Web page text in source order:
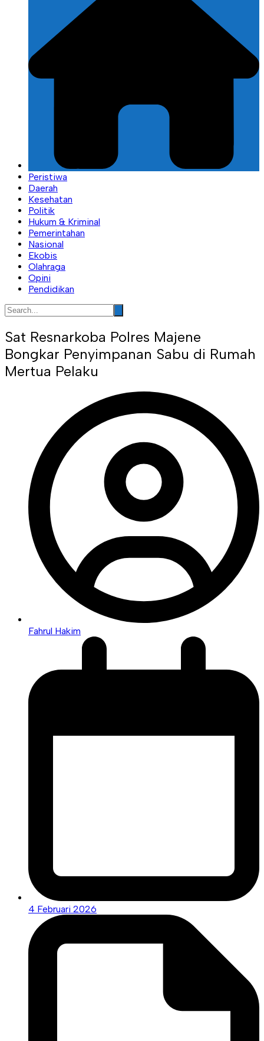
Peristiwa
Daerah
Kesehatan
Politik
Hukum & Kriminal
Pemerintahan
Nasional
Ekobis
Olahraga
Opini
Pendidikan
Sat Resnarkoba Polres Majene
Bongkar Penyimpanan Sabu di Rumah
Mertua Pelaku
Fahrul Hakim
4 Februari 2026